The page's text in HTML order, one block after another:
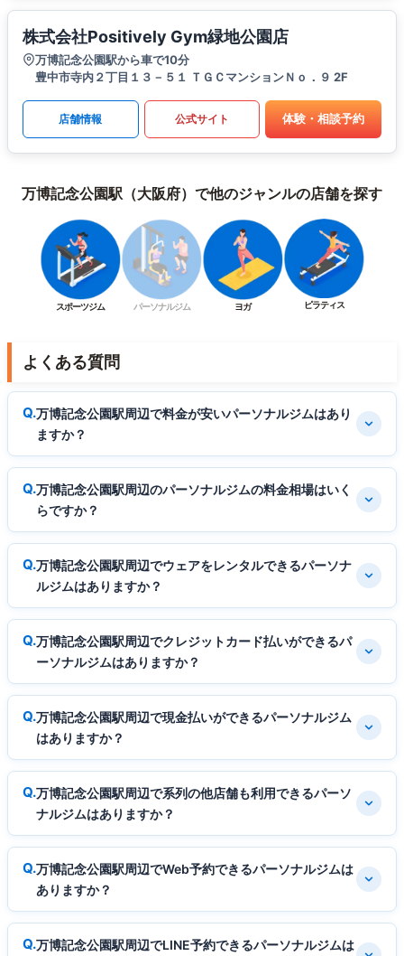
株式会社Positively Gym緑地公園店
万博記念公園駅から車で10分
豊中市寺内２丁目１３－５１ ＴＧＣマンションＮｏ．９ 2F
店舗情報 公式サイト 体験・相談予約
万博記念公園駅（大阪府）で他のジャンルの店舗を探す
スポーツジム パーソナルジム ヨガ ピラティス
よくある質問
万博記念公園駅周辺で料金が安いパーソナルジムはあり
ますか？
万博記念公園駅周辺のパーソナルジムの料金相場はいく
らですか？
万博記念公園駅周辺でウェアをレンタルできるパーソナ
ルジムはありますか？
万博記念公園駅周辺でクレジットカード払いができるパ
ーソナルジムはありますか？
万博記念公園駅周辺で現金払いができるパーソナルジム
はありますか？
万博記念公園駅周辺で系列の他店舗も利用できるパーソ
ナルジムはありますか？
万博記念公園駅周辺でWeb予約できるパーソナルジムは
ありますか？
万博記念公園駅周辺でLINE予約できるパーソナルジムは